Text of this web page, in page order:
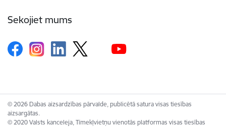
Sekojiet mums
© 2026 Dabas aizsardzības pārvalde, publicētā satura visas tiesības
aizsargātas.
© 2020 Valsts kanceleja, Tīmekļvietņu vienotās platformas visas tiesības